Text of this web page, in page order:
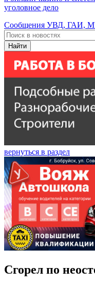
уголовное дело
Сообщения УВД, ГАИ,
Найти
вернуться в раздел
Сгорел по